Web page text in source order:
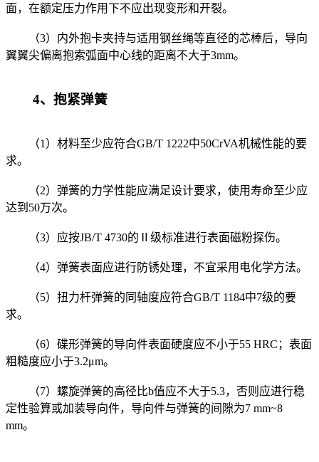
面，在额定压力作用下不应出现变形和开裂。
（3）内外抱卡夹持与适用钢丝绳等直径的芯棒后，导向
翼翼尖偏离抱索弧面中心线的距离不大于3mm。
4、抱紧弹簧
（1）材料至少应符合GB/T 1222中50CrVA机械性能的要
求。
（2）弹簧的力学性能应满足设计要求，使用寿命至少应
达到50万次。
（3）应按JB/T 4730的Ⅱ级标准进行表面磁粉探伤。
（4）弹簧表面应进行防锈处理，不宜采用电化学方法。
（5）扭力杆弹簧的同轴度应符合GB/T 1184中7级的要
求。
（6）碟形弹簧的导向件表面硬度应不小于55 HRC；表面
粗糙度应小于3.2μm。
（7）螺旋弹簧的高径比b值应不大于5.3，否则应进行稳
定性验算或加装导向件，导向件与弹簧的间隙为7 mm~8
mm。